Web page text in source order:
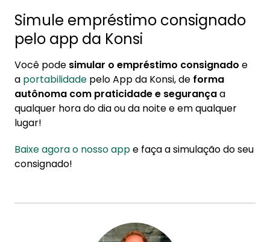
Simule empréstimo consignado
pelo app da Konsi
Você pode simular o empréstimo consignado e
a portabilidade pelo App da Konsi, de forma
autônoma com praticidade e segurançaa
qualquer hora do dia ou da noite e em qualquer
lugar!
Baixe agora o nosso appe faça a simulação do seu
consignado!